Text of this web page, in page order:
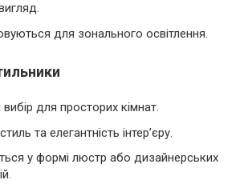
для зонального освітлення.
вибір для просторих кімнат.
та елегантність інтер’єру.
у формі люстр або дизайнерських